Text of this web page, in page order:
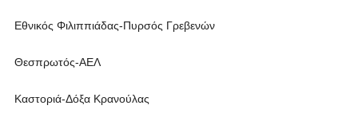
Εθνικός Φιλιππιάδας-Πυρσός Γρεβενών
Θεσπρωτός-ΑΕΛ
Καστοριά-Δόξα Κρανούλας